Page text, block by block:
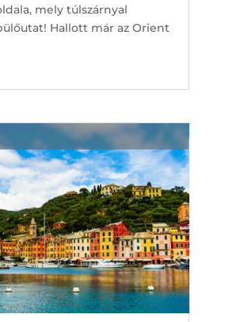
mely túlszárnyal
Hallott már az Orient